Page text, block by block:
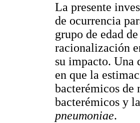
La presente
de ocurrencia
grupo de edad
racionalización
su impacto. Una
en que la
bacterémicos de
bacterémicos y
pneumoniae.